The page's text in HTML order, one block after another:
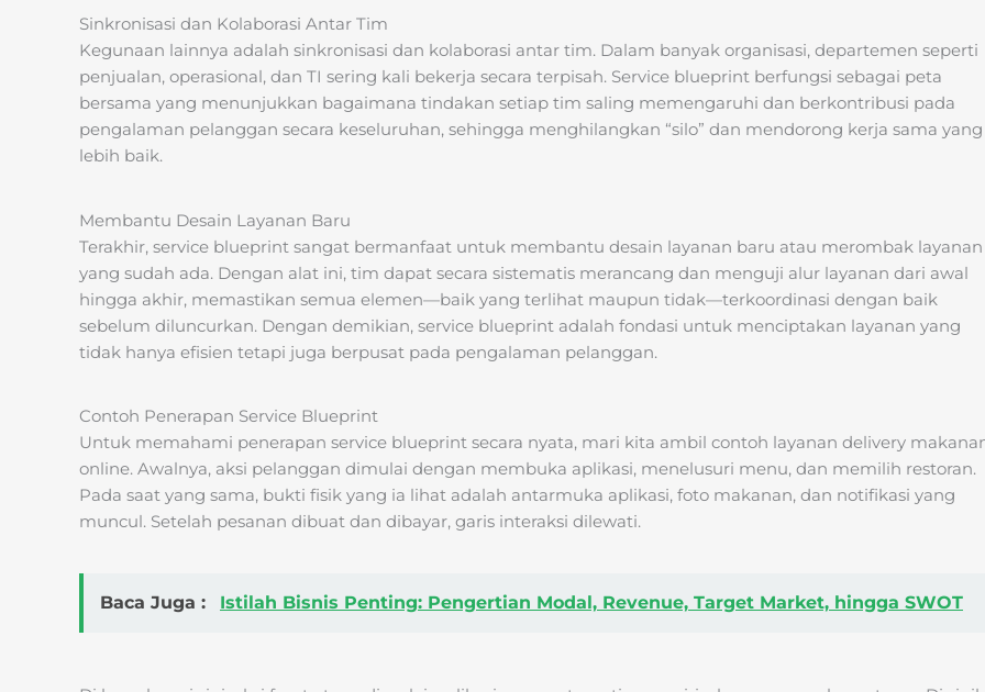
Sinkronisasi dan Kolaborasi Antar Tim
Kegunaan lainnya adalah sinkronisasi dan kolaborasi antar tim. Dalam banyak organisasi, departemen seperti
penjualan, operasional, dan TI sering kali bekerja secara terpisah. Service blueprint berfungsi sebagai peta
bersama yang menunjukkan bagaimana tindakan setiap tim saling memengaruhi dan berkontribusi pada
pengalaman pelanggan secara keseluruhan, sehingga menghilangkan “silo” dan mendorong kerja sama yang
lebih baik.
Membantu Desain Layanan Baru
Terakhir, service blueprint sangat bermanfaat untuk membantu desain layanan baru atau merombak layanan
yang sudah ada. Dengan alat ini, tim dapat secara sistematis merancang dan menguji alur layanan dari awal
hingga akhir, memastikan semua elemen—baik yang terlihat maupun tidak—terkoordinasi dengan baik
sebelum diluncurkan. Dengan demikian, service blueprint adalah fondasi untuk menciptakan layanan yang
tidak hanya efisien tetapi juga berpusat pada pengalaman pelanggan.
Contoh Penerapan Service Blueprint
Untuk memahami penerapan service blueprint secara nyata, mari kita ambil contoh layanan delivery
online. Awalnya, aksi pelanggan dimulai dengan membuka aplikasi, menelusuri menu, dan memilih restoran.
Pada saat yang sama, bukti fisik yang ia lihat adalah antarmuka aplikasi, foto makanan, dan notifikasi yang
muncul. Setelah pesanan dibuat dan dibayar, garis interaksi dilewati.
Baca Juga : Istilah Bisnis Penting: Pengertian Modal, Revenue, Target Market, hingga SWOT